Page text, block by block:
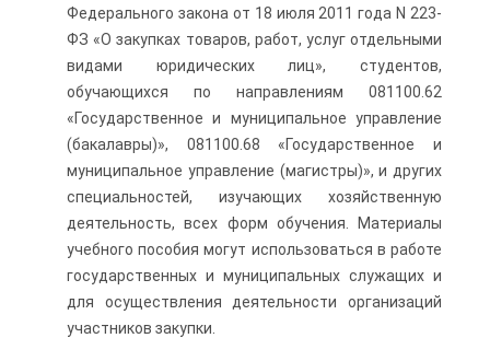
Федерального закона от 18 июля 2011 года N 223-
ФЗ «О закупках товаров, работ, услуг отдельными
видами юридических лиц», студентов,
обучающихся по направлениям 081100.62
«Государственное и муниципальное управление
(бакалавры)», 081100.68 «Государственное и
муниципальное управление (магистры)», и других
специальностей, изучающих хозяйственную
деятельность, всех форм обучения. Материалы
учебного пособия могут использоваться в работе
государственных и муниципальных служащих и
для осуществления деятельности организаций
участников закупки.